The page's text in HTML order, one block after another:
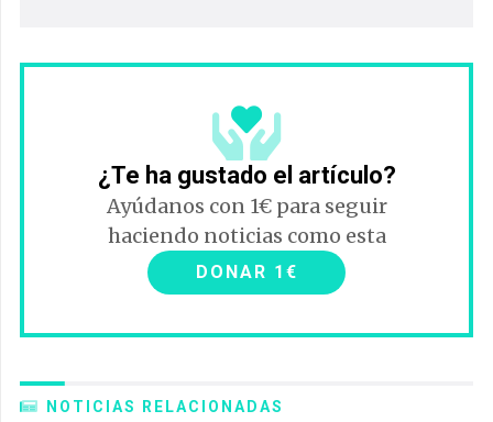
¿Te ha gustado el artículo?
Ayúdanos con 1€ para seguir
haciendo noticias como esta
DONAR 1€
NOTICIAS RELACIONADAS